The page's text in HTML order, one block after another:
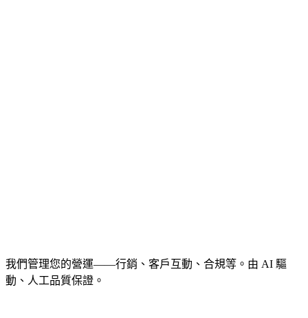
我們管理您的營運——行銷、客戶互動、合規等。由 AI 驅
動、人工品質保證。